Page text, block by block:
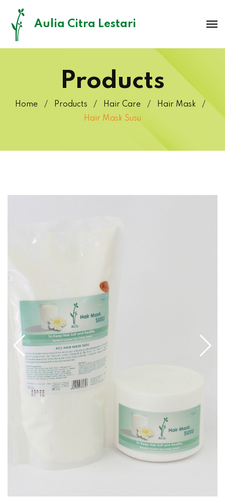
Aulia Citra Lestari
Products
Home Products Hair Care
Hair Mask
Hair Mask Susu